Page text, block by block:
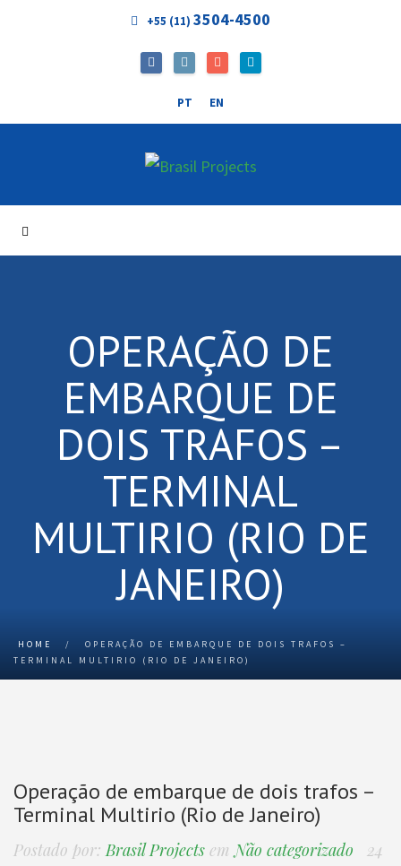
+55 (11) 3504-4500
PT EN
OPERAÇÃO DE
EMBARQUE DE
DOIS TRAFOS –
TERMINAL
MULTIRIO (RIO DE
JANEIRO)
HOME /
OPERAÇÃO DE EMBARQUE DE DOIS TRAFOS –
TERMINAL MULTIRIO (RIO DE JANEIRO)
Operação de embarque de dois trafos –
Terminal Multirio (Rio de Janeiro)
Postado por: Brasil Projects em Não categorizado
24